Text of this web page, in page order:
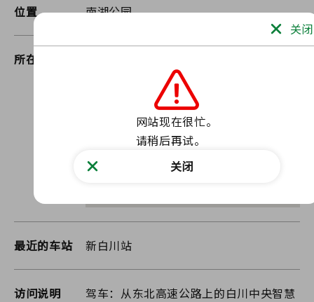
位置 南湖公园
所在地
最近的车站 新白川站
访问说明
驾车：从东北高速公路上的白川中央智慧
关闭
网站现在很忙。
请稍后再试。
关闭